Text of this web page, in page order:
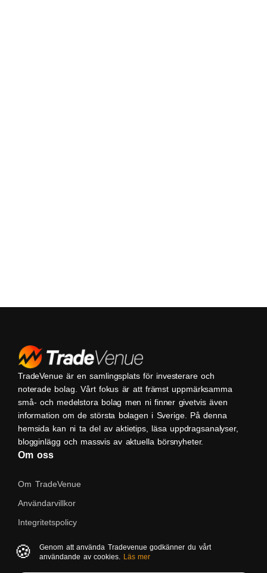
TradeVenue är en samlingsplats för investerare och
noterade bolag. Vårt fokus är att främst uppmärksamma
små- och medelstora bolag men ni finner givetvis även
information om de största bolagen i Sverige. På denna
hemsida kan ni ta del av aktietips, läsa uppdragsanalyser,
blogginlägg och massvis av aktuella börsnyheter.
Om oss
Om TradeVenue
Användarvillkor
Integritetspolicy
Native
🍪
Genom att använda Tradevenue godkänner du vårt
användande av cookies. Läs mer